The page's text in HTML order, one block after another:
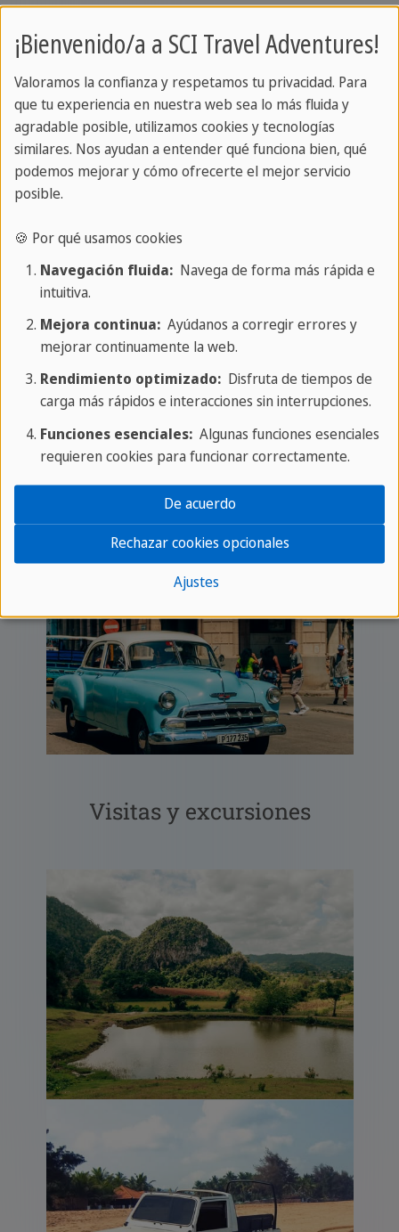
emocionantes excursiones para enriquecer
tus vacaciones en Cuba. Reserva un coche
de alquiler o un traslado privado a través
de nosotros para adaptar tu viaje a Cuba a
tus necesidades específicas. También
estaremos encantados de ayudarte a
reservar alojamiento. Ponte en contacto
con nosotros para una oferta
Tu experto en viajes
Aventuras en Cuba
Visitas y excursiones
¡Bienvenido/a a SCI Travel Adventures!
Valoramos la confianza y respetamos tu privacidad. Para
que tu experiencia en nuestra web sea lo más fluida y
agradable posible, utilizamos cookies y tecnologías
similares. Nos ayudan a entender qué funciona bien, qué
podemos mejorar y cómo ofrecerte el mejor servicio
posible.
🍪 Por qué usamos cookies
Navegación fluida:Navega de forma más rápida e
intuitiva.
Mejora continua:Ayúdanos a corregir errores y
mejorar continuamente la web.
Rendimiento optimizado:Disfruta de tiempos de
carga más rápidos e interacciones sin interrupciones.
Funciones esenciales:Algunas funciones esenciales
requieren cookies para funcionar correctamente.
Ajustes
Rechazar cookies opcionales
De acuerdo